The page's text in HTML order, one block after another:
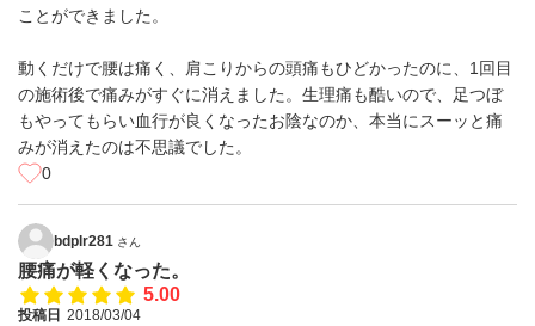
ことができました。
動くだけで腰は痛く、肩こりからの頭痛もひどかったのに、1回目
の施術後で痛みがすぐに消えました。生理痛も酷いので、足つぼ
もやってもらい血行が良くなったお陰なのか、本当にスーッと痛
みが消えたのは不思議でした。
0
bdplr281 さん
腰痛が軽くなった。
5.00
投稿日 2018/03/04